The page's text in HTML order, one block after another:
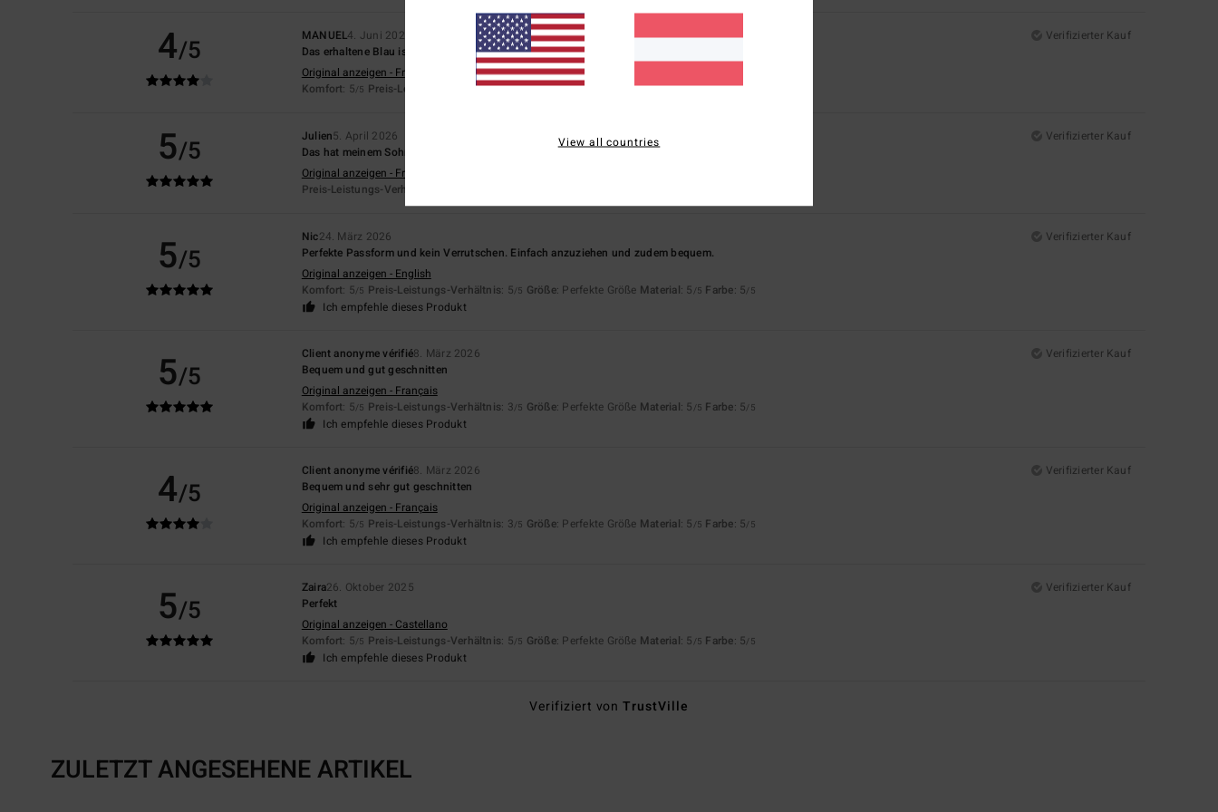
4/5 MANUEL4. Juni 2026
Verifizierter Kauf
Das erhaltene Blau ist dunkler als das auf der Website
Original anzeigen - Français
Komfort: 5/5 Preis-Leistungs-Verhältnis: 4/5 Material: 5/5 /5
5/5 Julien5. April 2026
Verifizierter Kauf
Das hat meinem Sohn gefallen
Original anzeigen - Français
Preis-Leistungs-Verhältnis
5/5
Nic24. März 2026
Verifizierter Kauf
Perfekte Passform und kein Verrutschen. Einfach anzuziehen und zudem bequem.
Original anzeigen - English
Komfort: 5/5 Preis-Leistungs-Verhältnis: 5/5 Größe: Perfekte Größe Material: 5 /5 Farbe: 5/5
Ich empfehle dieses Produkt
5/5
Client anonyme vérifié8. März 2026
Verifizierter Kauf
Bequem und gut geschnitten
Original anzeigen - Français
Komfort: 5/5 Preis-Leistungs-Verhältnis: 3/5 Größe: Perfekte Größe Material: 5 /5 Farbe: 5/5
Ich empfehle dieses Produkt
4/5
Client anonyme vérifié8. März 2026
Verifizierter Kauf
Bequem und sehr gut geschnitten
Original anzeigen - Français
Komfort: 5/5 Preis-Leistungs-Verhältnis: 3/5 Größe: Perfekte Größe Material: 5 /5 Farbe: 5/5
Ich empfehle dieses Produkt
5/5
Zaira26. Oktober 2025
Verifizierter Kauf
Perfekt
Original anzeigen - Castellano
Komfort: 5/5 Preis-Leistungs-Verhältnis: 5/5 Größe: Perfekte Größe Material: 5 /5 Farbe: 5/5
Ich empfehle dieses Produkt
Verifiziert vonTrustVille
ZULETZT ANGESEHENE ARTIKEL
View all countries